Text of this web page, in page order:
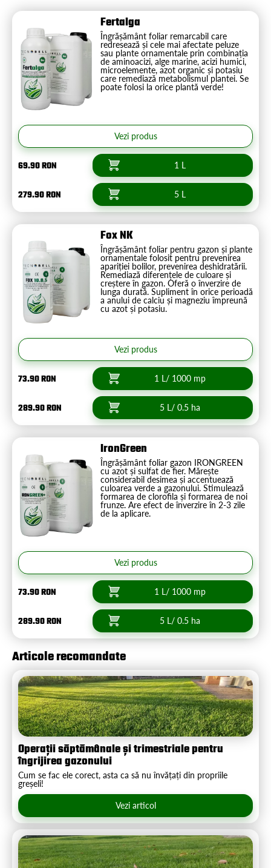
Fertalga
Îngrășământ foliar remarcabil care
redresează și cele mai afectate peluze
sau plante ornamentale prin combinația
de aminoacizi, alge marine, acizi humici,
microelemente, azot organic și potasiu
care remediază metabolismul plantei. Se
poate folosi la orice plantă verde!
Vezi produs
69.90 RON 1 L
279.90 RON 5 L
Fox NK
Îngrășământ foliar pentru gazon și plante
ornamentale folosit pentru prevenirea
apariției bolilor, prevenirea deshidratării.
Remediază diferențele de culoare și
creștere în gazon. Oferă o înverzire de
lunga durată. Supliment în orice perioadă
a anului de calciu și magneziu împreună
cu azot și potasiu.
Vezi produs
73.90 RON 1 L/ 1000 mp
289.90 RON 5 L/ 0.5 ha
IronGreen
Îngrășământ foliar gazon IRONGREEN
cu azot și sulfat de fier. Mărește
considerabil desimea și accentuează
culoarea verde a gazonului. Stimulează
formarea de clorofila și formarea de noi
frunze. Are efect de înverzire în 2-3 zile
de la aplicare.
Vezi produs
73.90 RON 1 L/ 1000 mp
289.90 RON 5 L/ 0.5 ha
Articole recomandate
Operații săptămânale și trimestriale pentru
îngrijirea gazonului
Cum se fac ele corect, asta ca să nu învățați din propriile
greșeli!
Vezi articol